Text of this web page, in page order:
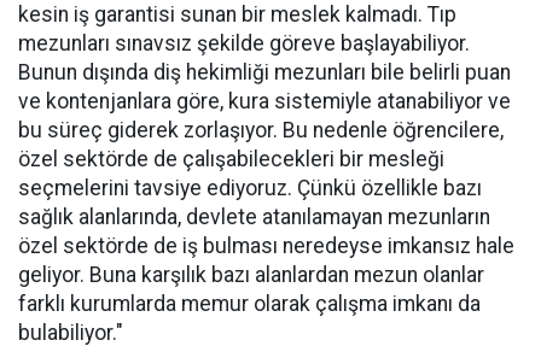
kesin iş garantisi sunan bir meslek kalmadı. Tıp
mezunları sınavsız şekilde göreve başlayabiliyor.
Bunun dışında diş hekimliği mezunları bile belirli puan
ve kontenjanlara göre, kura sistemiyle atanabiliyor ve
bu süreç giderek zorlaşıyor. Bu nedenle öğrencilere,
özel sektörde de çalışabilecekleri bir mesleği
seçmelerini tavsiye ediyoruz. Çünkü özellikle bazı
sağlık alanlarında, devlete atanılamayan mezunların
özel sektörde de iş bulması neredeyse imkansız hale
geliyor. Buna karşılık bazı alanlardan mezun olanlar
farklı kurumlarda memur olarak çalışma imkanı da
bulabiliyor."